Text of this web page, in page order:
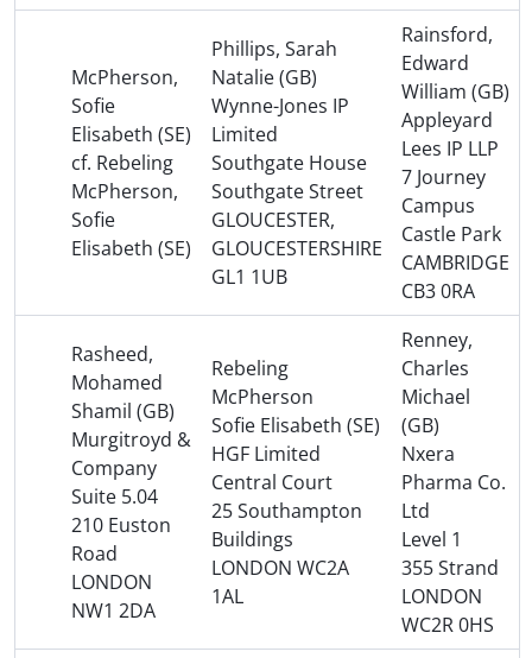
McPherson,
Sofie
Elisabeth (SE)
cf. Rebeling
McPherson,
Sofie
Elisabeth (SE)
Phillips, Sarah
Natalie (GB)
Wynne-Jones IP
Limited
Southgate House
Southgate Street
GLOUCESTER,
GLOUCESTERSHIRE
GL1 1UB
Rainsford,
Edward
William (GB)
Appleyard
Lees IP LLP
7 Journey
Campus
Castle Park
CAMBRIDGE
CB3 0RA
Rasheed,
Mohamed
Shamil (GB)
Murgitroyd &
Company
Suite 5.04
210 Euston
Road
LONDON
NW1 2DA
Rebeling
McPherson
Sofie Elisabeth (SE)
HGF Limited
Central Court
25 Southampton
Buildings
LONDON WC2A
1AL
Renney,
Charles
Michael
(GB)
Nxera
Pharma Co.
Ltd
Level 1
355 Strand
LONDON
WC2R 0HS